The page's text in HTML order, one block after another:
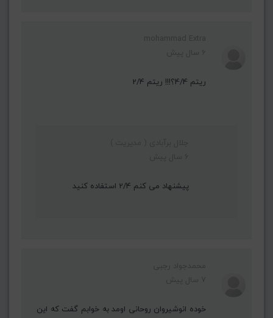
ریتم 4/4؟!!! ریتم 2/4
پیشنهاد می کنم 2/4 استفاده کنید
خوده انوشیروان روحانی اومد به خوابم گفت که این